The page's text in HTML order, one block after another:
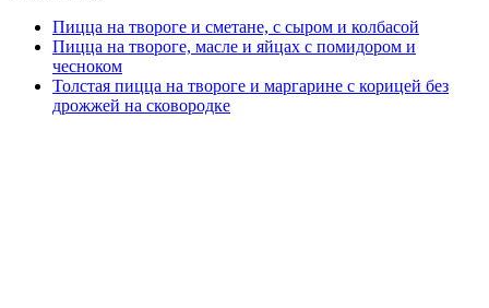
Пицца на твороге и сметане, с сыром и колбасой
Пицца на твороге, масле и яйцах с помидором и
чесноком
Толстая пицца на твороге и маргарине с корицей без
дрожжей на сковородке